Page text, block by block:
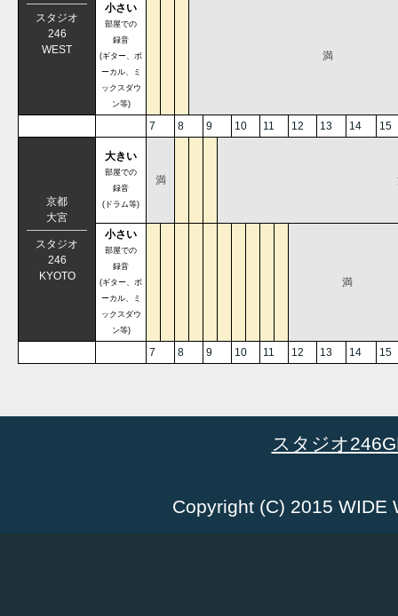
スタジオ
246
WEST
小さい
部屋での
録音
(ギター、ボ
ーカル、ミ
ックスダウ
ン等)
満
7 8 9 10 11 12 13 14 15
京都
大宮
スタジオ
246
KYOTO
大きい
部屋での
録音
(ドラム等)
満
小さい
部屋での
録音
(ギター、ボ
ーカル、ミ
ックスダウ
ン等)
満
7 8 9 10 11 12 13 14 15
スタジオ
Copyright (C) 2015 WIDE